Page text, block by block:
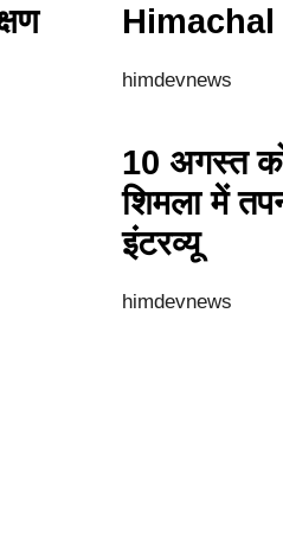
Himachal
himdevnews
10 अगस्त को
शिमला में
इंटरव्यू
himdevnews